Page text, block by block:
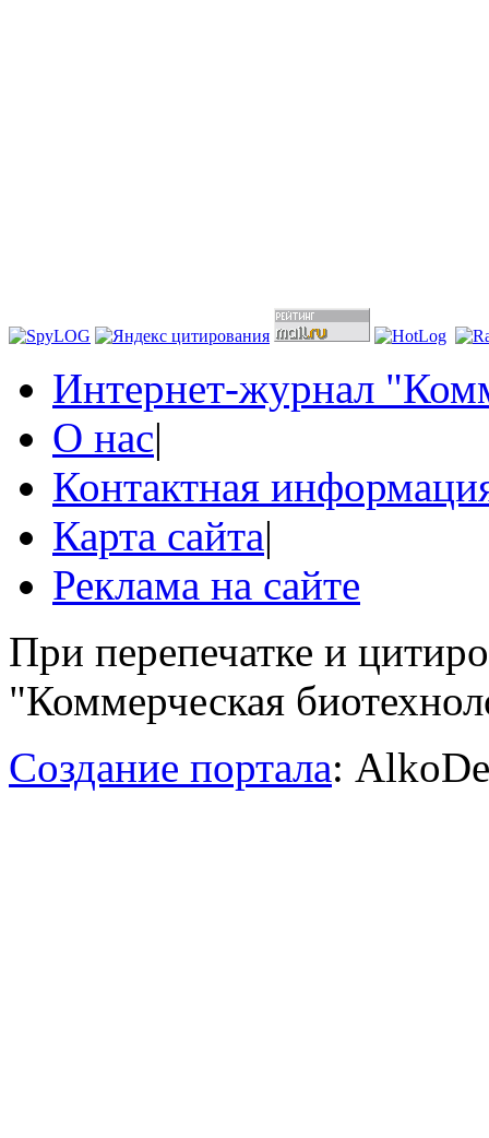
Интернет-журнал
О нас|
Контактная
Карта сайта|
Реклама на сайте
При перепечатке и
"Коммерческая
Создание портала: